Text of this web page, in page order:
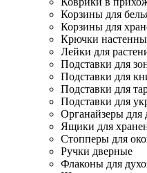
Корзины для
Корзины для
Крючки
Лейки для
Подставки для
Подставки для
Подставки для
Подставки для
Органайзеры для
Ящики для
Стопперы для
Ручки дверные
Флаконы для